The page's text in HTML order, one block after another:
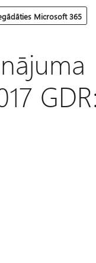
Microsoft 365
GDR: